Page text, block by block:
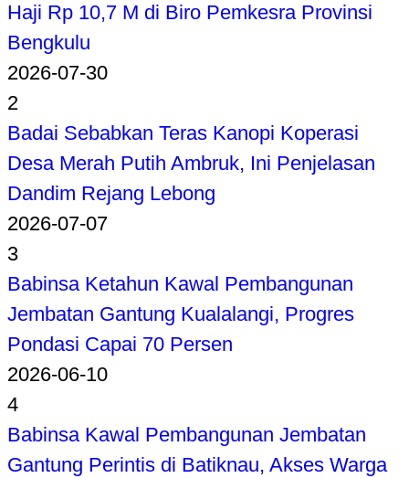
Haji Rp 10,7 M di Biro Pemkesra Provinsi
Bengkulu
2026-07-30
2
Badai Sebabkan Teras Kanopi Koperasi
Desa Merah Putih Ambruk, Ini Penjelasan
Dandim Rejang Lebong
2026-07-07
3
Babinsa Ketahun Kawal Pembangunan
Jembatan Gantung Kualalangi, Progres
Pondasi Capai 70 Persen
2026-06-10
4
Babinsa Kawal Pembangunan Jembatan
Gantung Perintis di Batiknau, Akses Warga